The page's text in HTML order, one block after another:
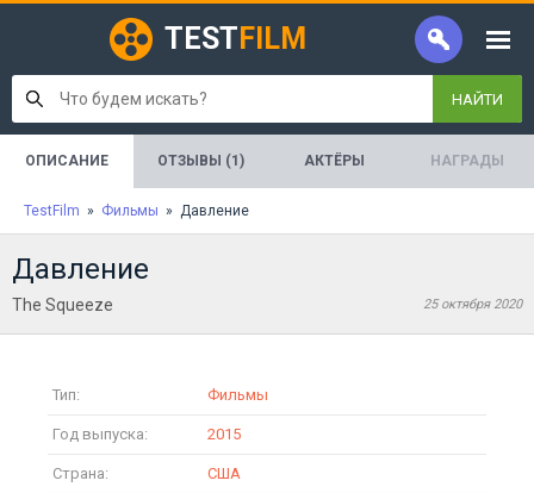
TEST FILM
НАЙТИ
ОПИСАНИЕ ОТЗЫВЫ (1) АКТЁРЫ НАГРАДЫ
TestFilm » Фильмы » Давление
Давление
The Squeeze 25 октября 2020
Тип: Фильмы
Год выпуска: 2015
Страна: США